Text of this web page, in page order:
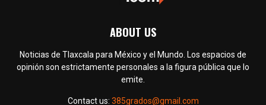
ABOUT US
Noticias de Tlaxcala para México y el Mundo. Los espacios de
opinión son estrictamente personales a la figura pública que lo
emite.
Contact us: 385grados@gmail.com